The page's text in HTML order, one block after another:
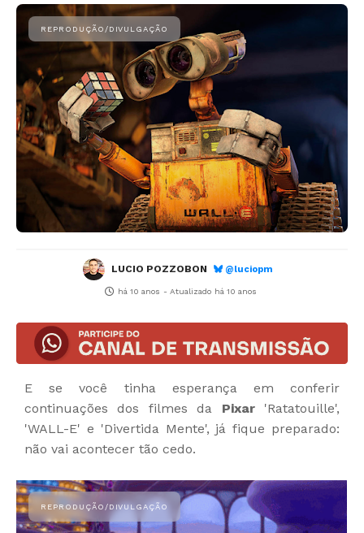
LUCIO POZZOBON @luciopm
há 10 anos - Atualizado há 10 anos
E se você tinha esperança em conferir
continuações dos filmes da Pixar'Ratatouille',
'WALL-E' e 'Divertida Mente', já fique preparado:
não vai acontecer tão cedo.